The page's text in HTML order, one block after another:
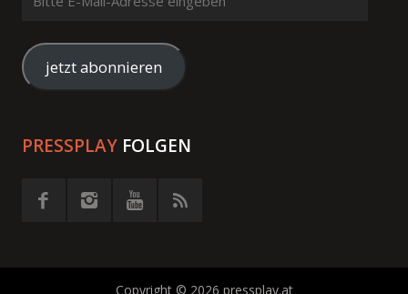
Mail-
Adresse
eingeben
jetzt abonnieren
PRESSPLAY FOLGEN
Copyright © 2026 pressplay.at